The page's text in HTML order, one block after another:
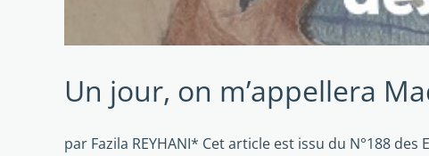
Un jour, on m’appellera
par Fazila REYHANI* Cet article est issu du N°188 des